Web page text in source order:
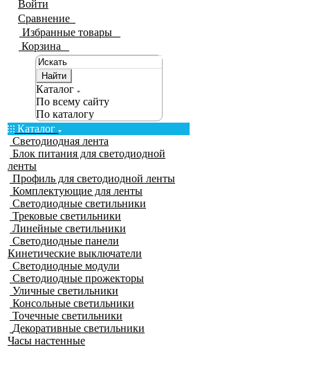
Войти
Сравнение
Избранные товары
Корзина
Найти
Каталог
По всему сайту
По каталогу
Каталог
Светодиодная лента
Блок питания для светодиодной
ленты
Профиль для светодиодной ленты
Комплектующие для ленты
Светодиодные светильники
Трековые светильники
Линейные светильники
Светодиодные панели
Кинетические выключатели
Светодиодные модули
Светодиодные прожекторы
Уличные светильники
Консольные светильники
Точечные светильники
Декоративные светильники
Часы настенные